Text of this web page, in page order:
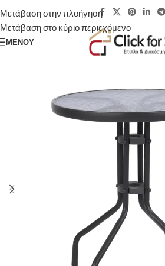
Μετάβαση στην πλοήγηση
Μετάβαση στο κύριο περιεχόμενο
ΜΕΝΟΎ